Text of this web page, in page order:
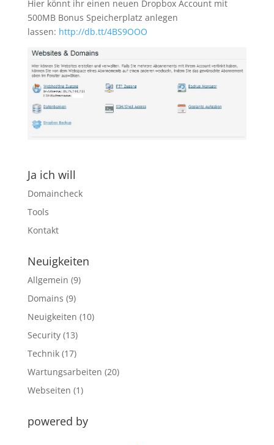
Hier könnt ihr einen neuen Dropbox Account mit
500MB Bonus Speicherplatz anlegen
lassen: http://db.tt/4BS9OOO
Ja ich will
Domaincheck
Tools
Kontakt
Neuigkeiten
Allgemein (9)
Domains (9)
Neuigkeiten (10)
Security(13)
Technik(17)
Wartungsarbeiten (20)
Webseiten (1)
powered by